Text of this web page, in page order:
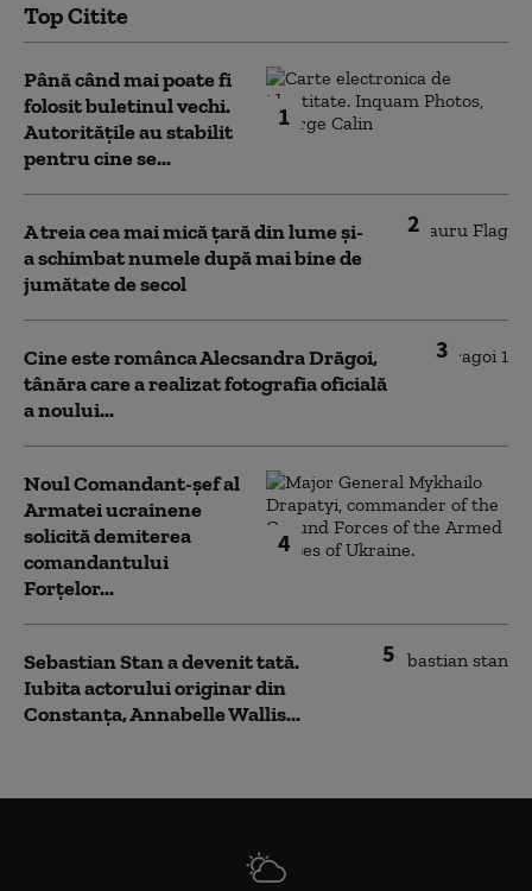
Top Citite
1
Până când mai poate fi
folosit buletinul vechi.
Autoritățile au stabilit
pentru cine se...
2
A treia cea mai mică țară din lume și-
a schimbat numele după mai bine de
jumătate de secol
3
Cine este românca Alecsandra Drăgoi,
tânăra care a realizat fotografia oficială
a noului...
4
Noul Comandant-șef al
Armatei ucrainene
solicită demiterea
comandantului
Forțelor...
5
Sebastian Stan a devenit tată.
Iubita actorului originar din
Constanța, Annabelle Wallis...